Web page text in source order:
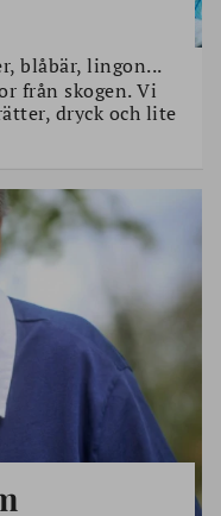
blåbär, lingon...
från skogen. Vi
dryck och lite